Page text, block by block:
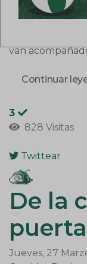
pasar el día en
solar… y por
van
Continuar
3
828 Visitas
Twittear
pinterest
De la
puerta
Jueves, 27